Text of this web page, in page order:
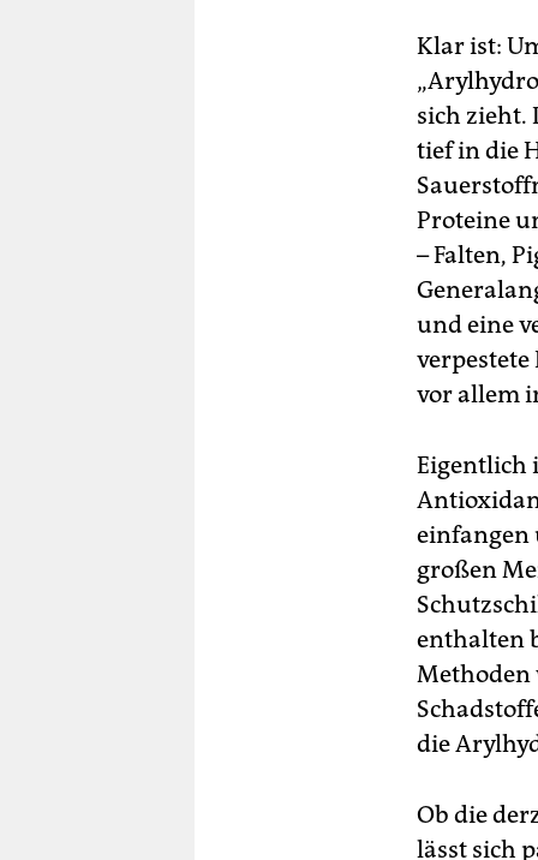
Klar ist:
sich zieht.
tief in die
Proteine
– Falten,
und eine
vor allem
Eigentlich
einfangen
großen
enthalten
Methoden
die
Ob die
lässt sich